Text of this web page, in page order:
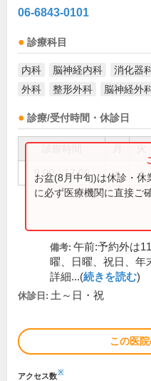
06-6843-0101
診療科目
内科 脳神経内科 消化器
外科
整形外科 脳神経外
診療/受付時間・休診日
9:00～17:00 ● ●
お盆(8月中旬)は休診・
に必ず医療機関に直接ご
備考: 午前:予約外は
曜、日曜、祝日、年
詳細...(続きを読む)
休診日: 土～日・祝
この医
アクセス数※